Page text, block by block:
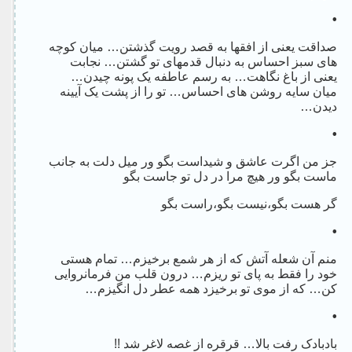
•
صداقت یعنی از افقها به قصد رویت گذشتن… میان کوچه
های سبز احساس به دنبال قدمهای تو گشتن… نجابت
یعنی از باغ نگاهت… به رسم عاطفه یک پونه چیدن…
میان سایه روشن های احساس… تو را از پشت یک آیینه
دیدن…
•
جز من اگرت عاشق و شیداست بگو ور میل دلت به جانب
ماست بگو ور هیچ مرا در دل تو جاست بگو
گر هست بگو،نیست بگو،راست بگو
•
منم آن شعله آتش که از هر شمع برخیزم… تمام هستی
خود را فقط به پای تو ریزم… درون قلب من فرمانروایی
کن… که از موی تو برخیزد همه عطر دل انگیزم…
•
بادبادک رفت بالا… قرقره از غصه لاغر شد !!